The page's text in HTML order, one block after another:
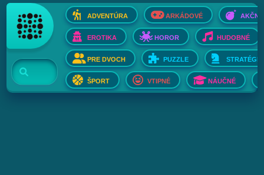
ADVENTÚRA ARKÁDOVÉ AKČNÉ
EROTIKA HOROR HUDOBNÉ
PRE DVOCH PUZZLE STRATÉGIE
ŠPORT VTIPNÉ NÁUČNÉ